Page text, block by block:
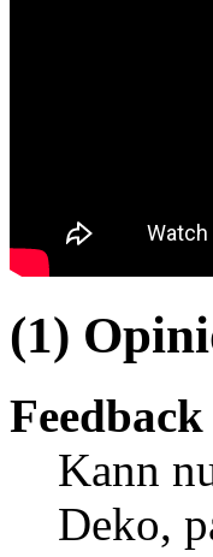
(1)
Kann
Deko,